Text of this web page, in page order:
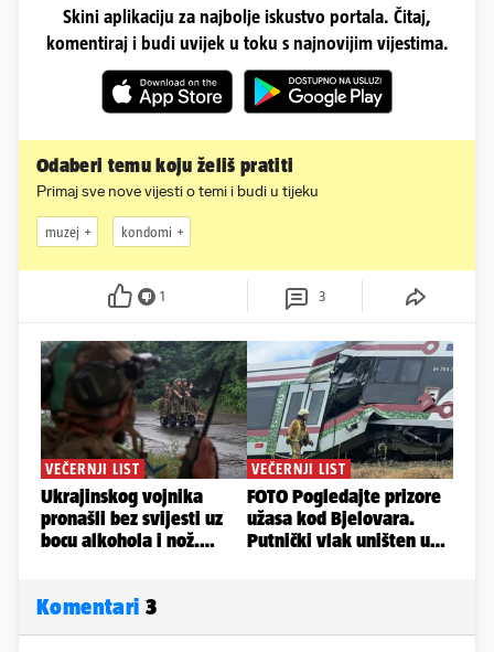
Skini aplikaciju za najbolje iskustvo portala. Čitaj,
komentiraj i budi uvijek u toku s najnovijim vijestima.
Odaberi temu koju želiš pratiti
Primaj sve nove vijesti o temi i budi u tijeku
muzej kondomi
1 3
Komentari 3